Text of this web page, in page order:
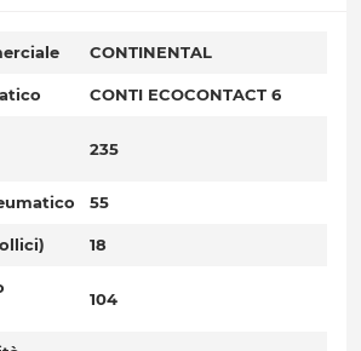
CONTINENTAL
CONTI ECOCONTACT 6
235
55
18
104